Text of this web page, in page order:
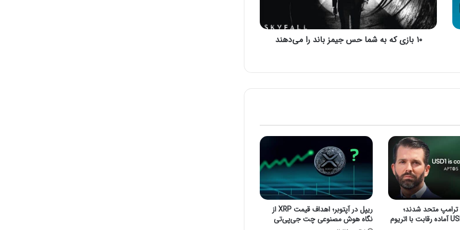
ک
ب
ا
م
ز
ا
ا
م
ی‌
۱۰ بازی که به شما حس جیمز باند را می‌دهند
ترامپ متحد شدند؛
استیبل‌کوین USD1 آماده رقابت با اتریوم
ریپل در آپتوبر؛ اهداف قیمت XRP از
نگاه هوش مصنوعی چت جی‌پی‌تی